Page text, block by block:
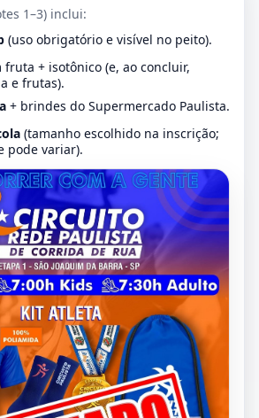
1–3) inclui:
(uso obrigatório e visível no peito).
fruta + isotônico (e, ao concluir,
e frutas).
+ brindes do Supermercado Paulista.
(tamanho escolhido na inscrição;
pode variar).